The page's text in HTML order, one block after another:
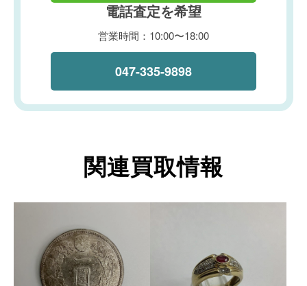
電話査定を希望
営業時間：10:00〜18:00
047-335-9898
関連買取情報